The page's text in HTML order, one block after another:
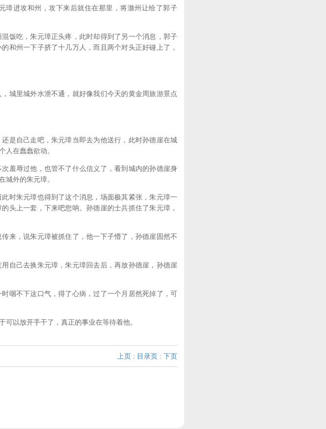
进攻和州，攻下来后就住在那里，将滁州让给了郭子
吃，朱元璋正头疼，此时却得到了另一个消息，郭子
和州一下子挤了十几万人，而且两个对头正好碰上了，
里城外水泄不通，就好像我们今天的黄金周旅游景点
自己走吧，朱元璋当即去为他送行，此时孙德崖在城
人在蠢蠢欲动。
辱过他，也管不了什么信义了，看到城内的孙德崖身
城外的朱元璋。
朱元璋也得到了这个消息，场面极其紧张，朱元璋一
头上一套，下来吧您呐。孙德崖的士兵抓住了朱元璋，
，说朱元璋被抓住了，他一下子懵了，孙德崖固然不
己去换朱元璋，朱元璋回去后，再放孙德崖，孙德崖
不下这口气，得了心病，过了一个月居然死掉了，可
以放开手干了，真正的事业在等待着他。
上页 : 目录页 : 下页